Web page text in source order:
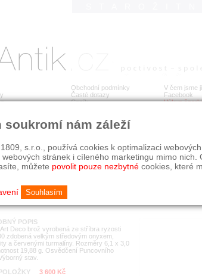
Obchodní podmínky
Časté dotazy
Ceník
V čem jsme
Facebook
Výkup
položky č. 182 677 Stříbrná brož s
POPIS
Deco brož vyrobená ze stříbra ryzosti
zdobená velkým středovým onyxem,
a červenými turmalíny. Rozměry 6,1 x 3,0
19,88 g. Osvědčení Puncovního
stav.
3 600 Kč
soukromí nám záleží
s.r.o., používá cookies k optimalizaci
stránek i cíleného marketingu mimo
můžete povolit pouze nezbytné cookies, které
Souhlasím